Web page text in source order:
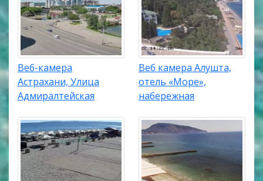
Веб-камера
Астрахани, Улица
Адмиралтейская
Веб камера Алушта,
отель «Море»,
набережная